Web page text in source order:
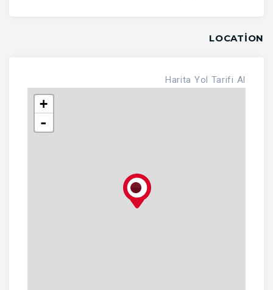
LOCATION
Harita Yol Tarifi Al
+
-